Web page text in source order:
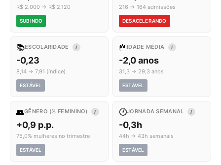
R$ 2.000 → R$ 2.120
SUBINDO
216 → 164 admissões
DESACELERANDO
📚ESCOLARIDADE I
-0,23
8,14 → 7,91 (índice)
ESTÁVEL
🎂IDADE MÉDIA I
-2,0 anos
31,3 → 29,3 anos
ESTÁVEL
👥GÊNERO (% FEMININO) I
+0,9 p.p.
75,0% mulheres no trimestre
ESTÁVEL
🕐JORNADA SEMANAL I
-0,3h
44h → 43h semanais
ESTÁVEL